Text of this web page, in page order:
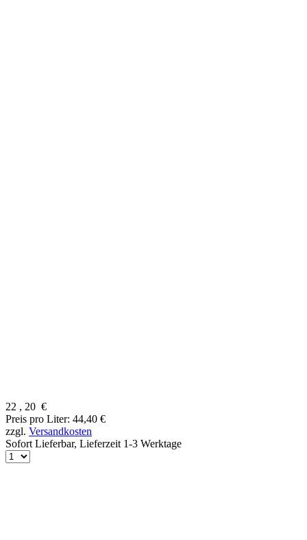
22 , 20 €
Preis pro Liter: 44,40 €
zzgl. Versandkosten
Sofort Lieferbar, Lieferzeit 1-3 Werktage